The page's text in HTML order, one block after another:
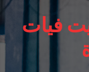
فيات